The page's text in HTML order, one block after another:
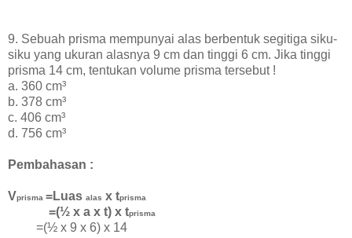
9. Sebuah prisma mempunyai alas berbentuk segitiga siku-
siku yang ukuran alasnya 9 cm dan tinggi 6 cm. Jika tinggi
prisma 14 cm, tentukan volume prisma tersebut !
a. 360 cm³
b. 378 cm³
c. 406 cm³
d. 756 cm³
Pembahasan :
Vprisma =Luas alas x tprisma
=(½ x a x t) x tprisma
=(½ x 9 x 6) x 14